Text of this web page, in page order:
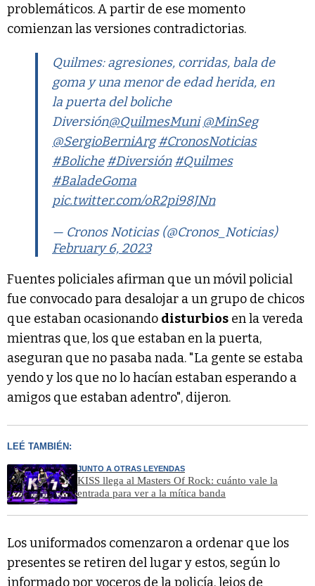
problemáticos. A partir de ese momento
comienzan las versiones contradictorias.
Quilmes: agresiones, corridas, bala de
goma y una menor de edad herida, en
la puerta del boliche
Diversión@QuilmesMuni @MinSeg
@SergioBerniArg #CronosNoticias
#Boliche #Diversión #Quilmes
#BaladeGoma
pic.twitter.com/oR2pi98JNn
— Cronos Noticias (@Cronos_Noticias)
February 6, 2023
Fuentes policiales afirman que un móvil policial
fue convocado para desalojar a un grupo de chicos
que estaban ocasionando disturbios en la vereda
mientras que, los que estaban en la puerta,
aseguran que no pasaba nada. "La gente se estaba
yendo y los que no lo hacían estaban esperando a
amigos que estaban adentro", dijeron.
LEÉ TAMBIÉN:
JUNTO A OTRAS LEYENDAS
KISS llega al Masters Of Rock: cuánto vale la
entrada para ver a la mítica banda
Los uniformados comenzaron a ordenar que los
presentes se retiren del lugar y estos, según lo
informado por voceros de la policía, lejos de